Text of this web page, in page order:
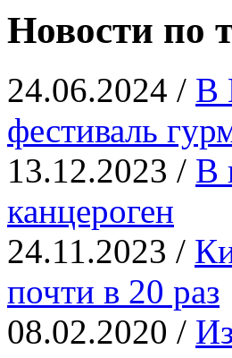
Новости по
24.06.2024 / В
фестиваль
13.12.2023 / В
канцероген
24.11.2023 /
почти в 20 раз
08.02.2020 /